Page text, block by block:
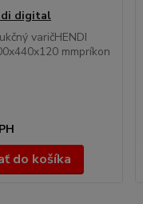
digital
varičHENDI
mmpríkon
do košíka